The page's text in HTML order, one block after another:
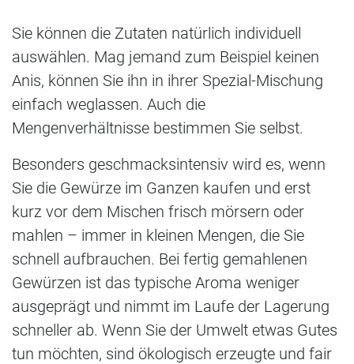
Sie können die Zutaten natürlich individuell
auswählen. Mag jemand zum Beispiel keinen
Anis, können Sie ihn in ihrer Spezial-Mischung
einfach weglassen. Auch die
Mengenverhältnisse bestimmen Sie selbst.
Besonders geschmacksintensiv wird es, wenn
Sie die Gewürze im Ganzen kaufen und erst
kurz vor dem Mischen frisch mörsern oder
mahlen – immer in kleinen Mengen, die Sie
schnell aufbrauchen. Bei fertig gemahlenen
Gewürzen ist das typische Aroma weniger
ausgeprägt und nimmt im Laufe der Lagerung
schneller ab. Wenn Sie der Umwelt etwas Gutes
tun möchten, sind ökologisch erzeugte und fair